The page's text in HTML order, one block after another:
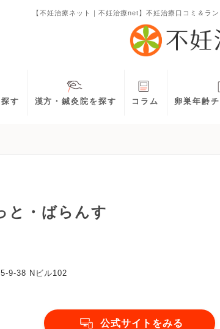
【不妊治療ネット｜不妊治療net】不妊治療口コミ＆ラ
す 漢方・鍼灸院を探す コラム 卵巣年齢
と・ばらんす
9-38 Nビル102
公式サイトをみる